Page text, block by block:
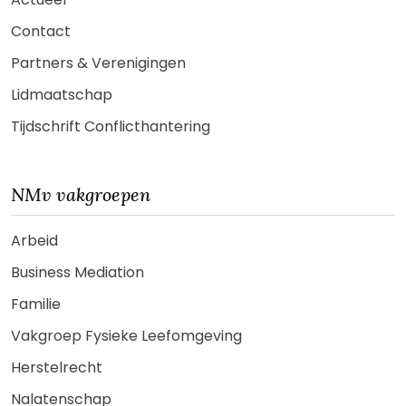
Contact
Partners & Verenigingen
Lidmaatschap
Tijdschrift Conflicthantering
NMv vakgroepen
Arbeid
Business Mediation
Familie
Vakgroep Fysieke Leefomgeving
Herstelrecht
Nalatenschap